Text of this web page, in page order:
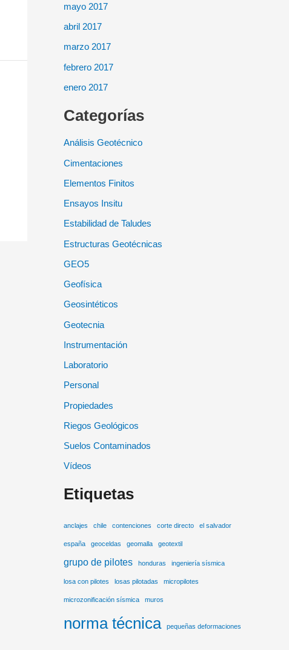
mayo 2017
abril 2017
marzo 2017
febrero 2017
enero 2017
Categorías
Análisis Geotécnico
Cimentaciones
Elementos Finitos
Ensayos Insitu
Estabilidad de Taludes
Estructuras Geotécnicas
GEO5
Geofísica
Geosintéticos
Geotecnia
Instrumentación
Laboratorio
Personal
Propiedades
Riegos Geológicos
Suelos Contaminados
Vídeos
Etiquetas
anclajes chile contenciones corte directo el salvador
españa geoceldas geomalla geotextil
grupo de pilotes honduras ingeniería sísmica
losa con pilotes losas pilotadas micropilotes
microzonificación sísmica muros
norma técnica pequeñas deformaciones